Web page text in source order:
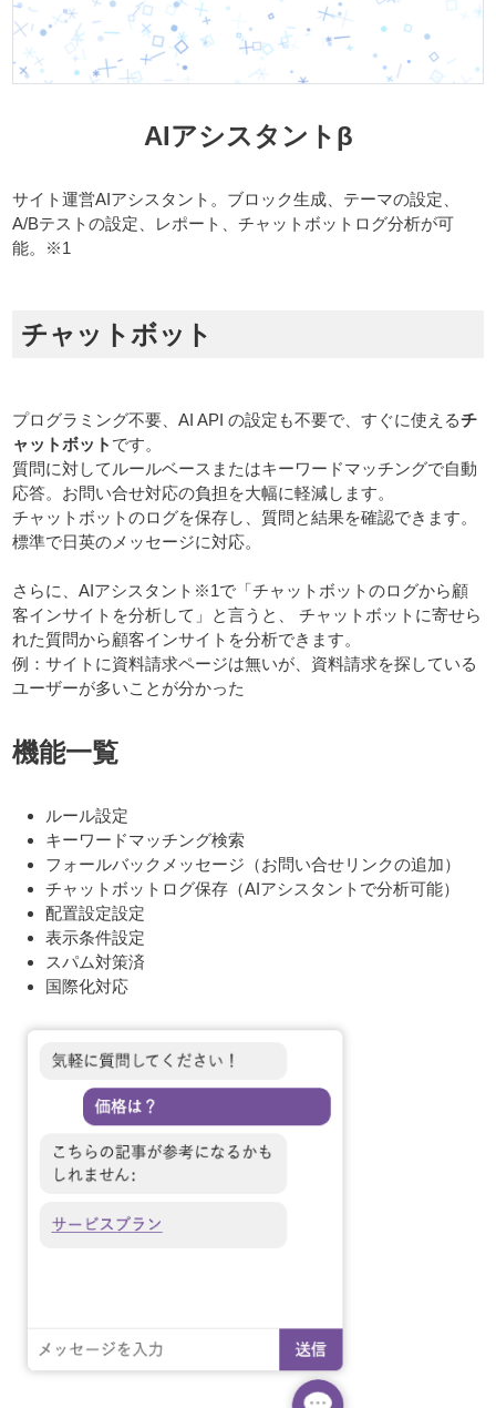
AIアシスタントβ
サイト運営AIアシスタント。ブロック生成、テーマの設定、
A/Bテストの設定、レポート、チャットボットログ分析が可
能。※1
チャットボット
プログラミング不要、AI API の設定も不要で、すぐに使えるチ
ャットボット です。
質問に対してルールベースまたはキーワードマッチングで自動
応答。お問い合せ対応の負担を大幅に軽減します。
チャットボットのログを保存し、質問と結果を確認できます。
標準で日英のメッセージに対応。
さらに、AIアシスタント※1で「チャットボットのログから顧
客インサイトを分析して」と言うと、 チャットボットに寄せら
れた質問から顧客インサイトを分析できます。
例：サイトに資料請求ページは無いが、資料請求を探している
ユーザーが多いことが分かった
機能一覧
ルール設定
キーワードマッチング検索
フォールバックメッセージ（お問い合せリンクの追加）
チャットボットログ保存（AIアシスタントで分析可能）
配置設定設定
表示条件設定
スパム対策済
国際化対応